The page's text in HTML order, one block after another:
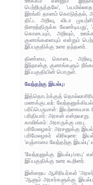
பெற்றிருத்தலே',
இரங்கி தானம் கொடுத்தல்,
திட்ட அறிவு, விடா
நிறைந்திருக்க வேண்டியது',
கொடையும், அறிவும்,
குணங்களையும் என்றும்
இப்பகுதிக்கு உரை தந்தனர்.
திண்மை, கொடை,
இந்நான்கு குணங்களும்
இப்பகுதியின் பொருள்.
வேந்தற்கு இயல்பு:
இத்தொடர்க்குத்
மணக்குடவர்:
பரிப்பெருமாள்: இயற்கையாக
பரிதியார்: அரசன் என்றவாறு.
காலிங்கர்: அரசருக்கு மரபு.
பரிமேலழகர்: அரசனுக்கு
பரிமேலழகர் விரிவுரை:
'எஞ்சாமை வேந்தற்கு இயல்பு'
'வேந்தனுக்கு இயல்பு/மரபு'
இப்பகுதிக்கு உரை கூறினர்.
இன்றைய ஆசிரியர்கள்
'ஆளும் அரசர்களுக்கு